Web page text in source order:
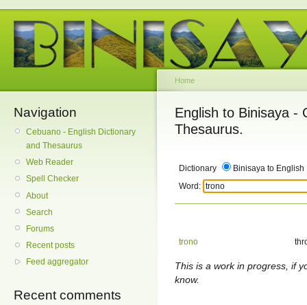
Navigation
Cebuano - English Dictionary
and Thesaurus
Web Reader
Spell Checker
About
Search
Forums
Recent posts
Feed aggregator
Recent comments
Home
English to Binisaya -
Thesaurus.
Dictionary
Binisaya to English
Word:
trono
This is a work in progress, if
know.